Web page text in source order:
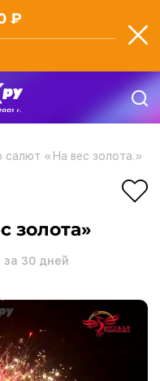
₽
салют «На вес золота.»
золота»
за 30 дней